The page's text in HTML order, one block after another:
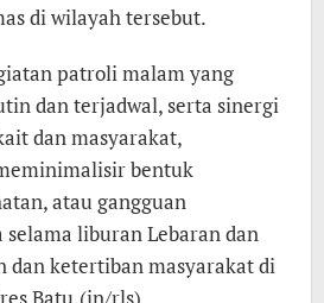
di wilayah tersebut.
patroli malam yang
dan terjadwal, serta sinergi
dan masyarakat,
bentuk
atau gangguan
liburan Lebaran dan
dan ketertiban masyarakat di